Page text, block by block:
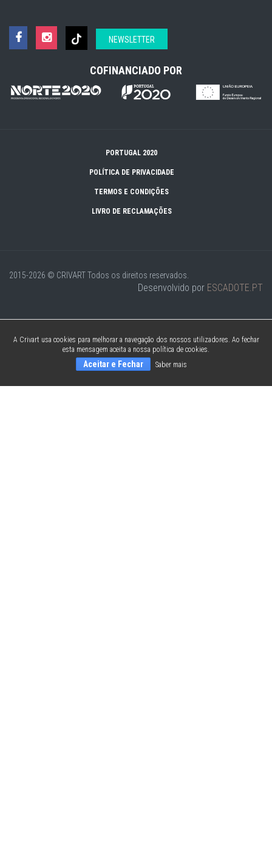
NEWSLETTER
COFINANCIADO POR
PORTUGAL 2020
POLÍTICA DE PRIVACIDADE
TERMOS E CONDIÇÕES
LIVRO DE RECLAMAÇÕES
2015-2026 © CRIVARTTodos os direitos reservados.
Desenvolvido por ESCADOTE.PT
A Crivart usa cookies para melhorar a navegação dos nossos utilizadores. Ao fechar
esta mensagem aceita a nossa política de cookies.
Aceitar e Fechar Saber mais